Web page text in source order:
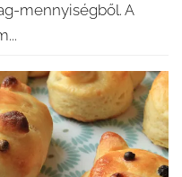
mennyiségből. A